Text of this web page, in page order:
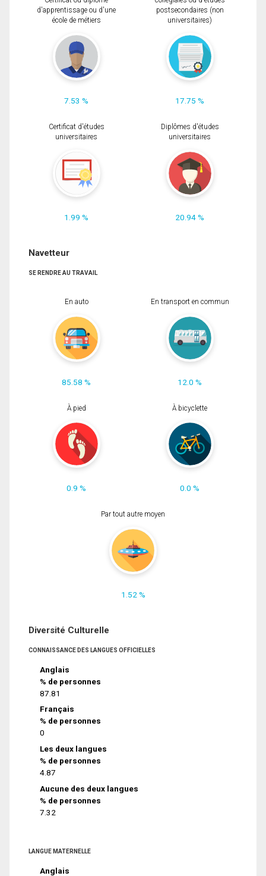
d'apprentissage ou d'une
école de métiers
7.53 %
postsecondaires (non
universitaires)
17.75 %
Certificat d'études
universitaires
1.99 %
Diplômes d'études
universitaires
20.94 %
Navetteur
SE RENDRE AU TRAVAIL
En auto
85.58 %
En transport en commun
12.0 %
À pied
0.9 %
À bicyclette
0.0 %
Par tout autre moyen
1.52 %
Diversité Culturelle
CONNAISSANCE DES LANGUES OFFICIELLES
Anglais
% de personnes
87.81
Français
% de personnes
0
Les deux langues
% de personnes
4.87
Aucune des deux langues
% de personnes
7.32
LANGUE MATERNELLE
Anglais